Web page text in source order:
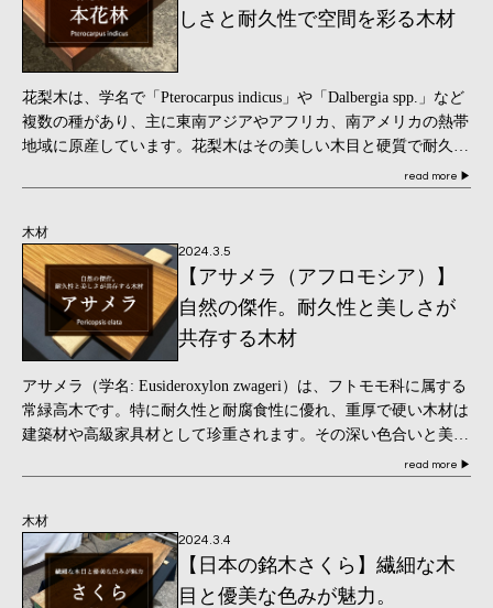
しさと耐久性で空間を彩る木材
花梨木は、学名で「Pterocarpus indicus」や「Dalbergia spp.」など
複数の種があり、主に東南アジアやアフリカ、南アメリカの熱帯
地域に原産しています。花梨木はその美しい木目と硬質で耐久性
read more ▶
木材
2024.3.5
【アサメラ（アフロモシア）】
自然の傑作。耐久性と美しさが
共存する木材
アサメラ（学名: Eusideroxylon zwageri）は、フトモモ科に属する
常緑高木です。特に耐久性と耐腐食性に優れ、重厚で硬い木材は
建築材や高級家具材として珍重されます。その深い色合いと美し
read more ▶
木材
2024.3.4
【日本の銘木さくら】繊細な木
目と優美な色みが魅力。